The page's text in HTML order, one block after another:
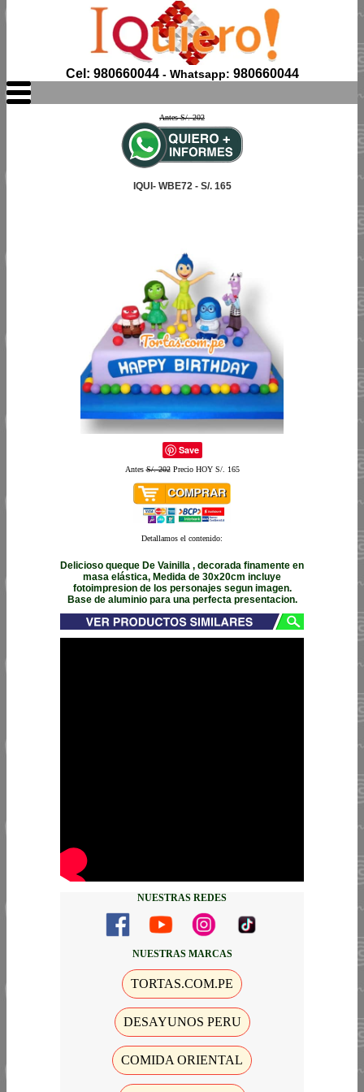
Cel: 980660044- Whatsapp: 980660044
Antes S/. 202
IQUI- WBE72 - S/. 165
Save
AntesS/. 202Precio HOY S/. 165
Detallamos el contenido:
Delicioso queque De Vainilla , decorada finamente en
masa elástica, Medida de 30x20cm incluye
fotoimpresion de los personajes segun imagen.
Base de aluminio para una perfecta presentacion.
NUESTRAS REDES
NUESTRAS MARCAS
TORTAS.COM.PE
DESAYUNOS PERU
COMIDA ORIENTAL